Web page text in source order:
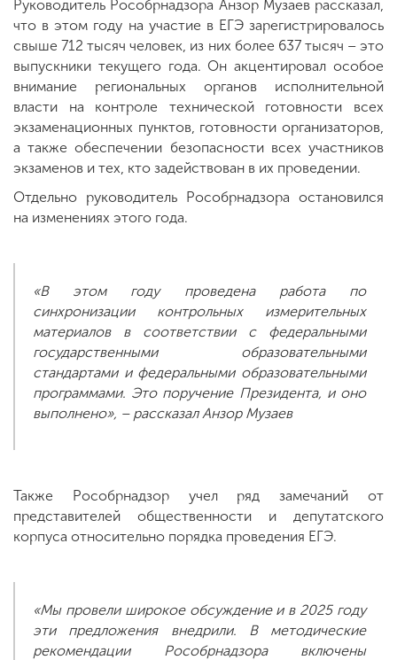
Руководитель Рособрнадзора Анзор Музаев рассказал,
что в этом году на участие в ЕГЭ зарегистрировалось
свыше 712 тысяч человек, из них более 637 тысяч – это
выпускники текущего года. Он акцентировал особое
внимание региональных органов исполнительной
власти на контроле технической готовности всех
экзаменационных пунктов, готовности организаторов,
а также обеспечении безопасности всех участников
экзаменов и тех, кто задействован в их проведении.
Отдельно руководитель Рособрнадзора остановился
на изменениях этого года.
«В этом году проведена работа по
синхронизации контрольных измерительных
материалов в соответствии с федеральными
государственными образовательными
стандартами и федеральными образовательными
программами. Это поручение Президента, и оно
выполнено», – рассказал Анзор Музаев
Также Рособрнадзор учел ряд замечаний от
представителей общественности и депутатского
корпуса относительно порядка проведения ЕГЭ.
«Мы провели широкое обсуждение и в 2025 году
эти предложения внедрили. В методические
рекомендации Рособрнадзора включены